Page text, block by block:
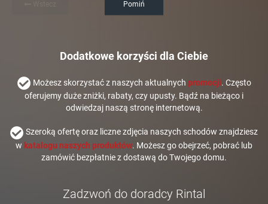
Pomiń
Dodatkowe korzyści dla Ciebie
Możesz skorzystać z naszych aktualnych promocji. Często
oferujemy duże zniżki, rabaty, czy upusty. Bądź na bieżąco i
odwiedzaj naszą stronę internetową.
Szeroką ofertę oraz liczne zdjęcia naszych schodów znajdziesz
w katalogu naszych produktów. Możesz go obejrzeć, pobrać lub
zamówić bezpłatnie z dostawą do Twojego domu.
Zadzwoń do doradcy Rintal